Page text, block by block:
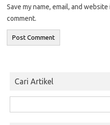
Save my name, email, and
comment.
Cari Artikel
for: